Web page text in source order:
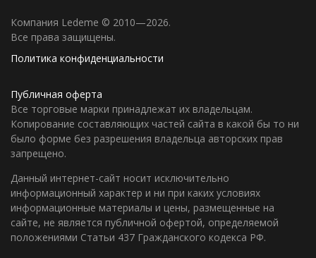
Компания Ledeme © 2010—2026.
Все права защищены.
Политика конфиденциальности
Публичная оферта
Все торговые марки принадлежат их владельцам.
Копирование составляющих частей сайта в какой бы то ни
было форме без разрешения владельца авторских прав
запрещено.
Данный интернет-сайт носит исключительно
информационный характер и ни при каких условиях
информационные материалы и цены, размещенные на
сайте, не является публичной офертой, определяемой
положениями Статьи 437 Гражданского кодекса РФ.